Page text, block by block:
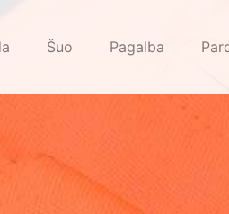
Šuo Pagalba